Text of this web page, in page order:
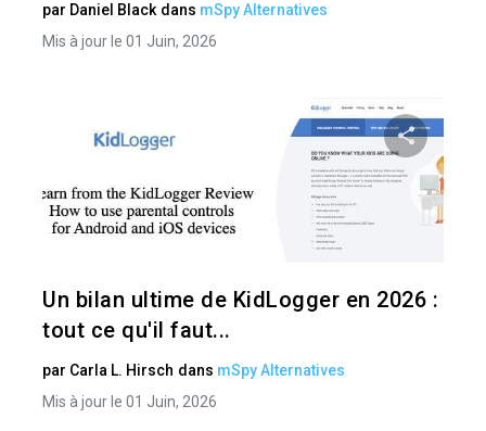
par Daniel Black dans mSpy Alternatives
Mis à jour le 01 Juin, 2026
Un bilan ultime de KidLogger en 2026 :
tout ce qu'il faut...
par Carla L. Hirsch dans mSpy Alternatives
Mis à jour le 01 Juin, 2026